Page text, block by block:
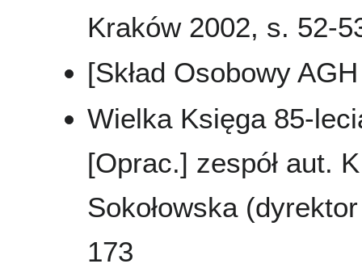
Kraków 2002, s. 52-
[Skład Osobowy
Wielka Księga 85-
[Oprac.] zespół aut.
Sokołowska
173